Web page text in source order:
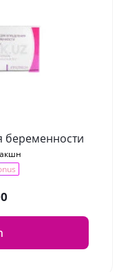
беременности